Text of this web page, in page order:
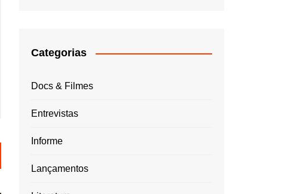
Categorias
Docs & Filmes
Entrevistas
Informe
Lançamentos